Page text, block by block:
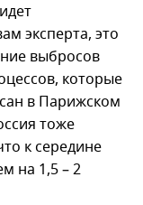
эксперта, это
выбросов
которые
в Парижском
тоже
к середине
на 1,5 – 2